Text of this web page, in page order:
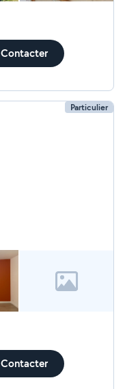
Contacter
Particulier
Contacter